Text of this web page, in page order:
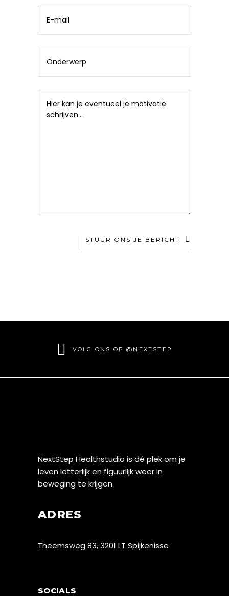
STUUR ONS JE BERICHT
VOLG ONS OP @NEXTSTEP
NextStep Healthstudio is dé plek om je
leven letterlijk en figuurlijk weer in
beweging te krijgen.
ADRES
Theemsweg 83, 3201 LT Spijkenisse
SOCIALS